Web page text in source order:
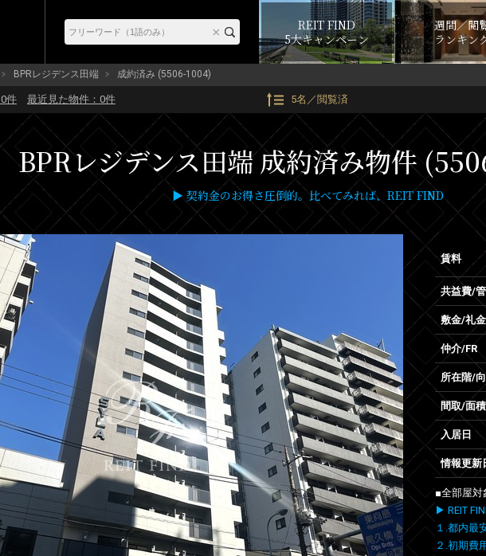
REIT FIND
5大キャンペーン
週間／閲
ランキン
BPRレジデンス田端 成約済み (5506-1004)
0件 最近見た物件： 0件 5名／閲覧済
BPRレジデンス田端 成約済み物件
▶ 契約金のお得さ圧倒的。比べてみれば、REIT FIND
賃料
共益費/
敷金/礼金
仲介/FR
所在階/
間取/面積
入居日
情報更新
■全部屋対
▶ REIT
１.都内最
２.初期費